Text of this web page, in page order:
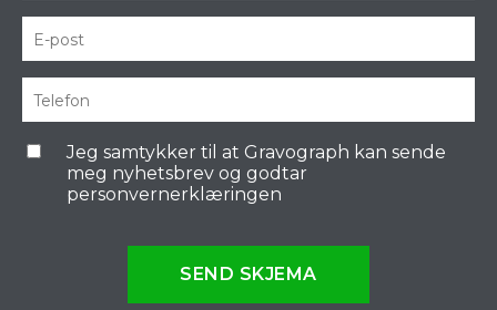
Jeg samtykker til at Gravograph kan sende
meg nyhetsbrev og godtar
personvernerklæringen
SEND SKJEMA